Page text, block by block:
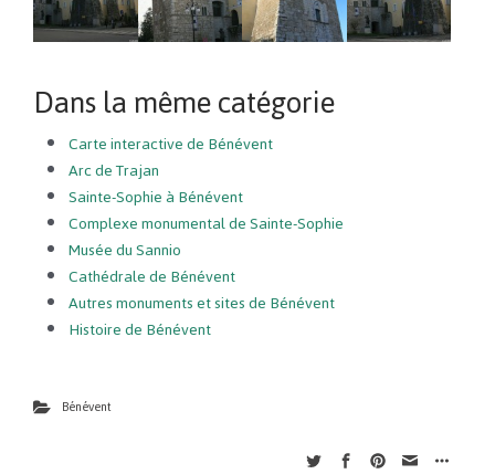
Dans la même catégorie
Carte interactive de Bénévent
Arc de Trajan
Sainte-Sophie à Bénévent
Complexe monumental de Sainte-Sophie
Musée du Sannio
Cathédrale de Bénévent
Autres monuments et sites de Bénévent
Histoire de Bénévent
Bénévent